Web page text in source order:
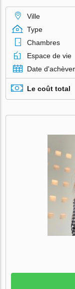
Ville
Type
Chambres
Espace de vie
Date
Le coût total